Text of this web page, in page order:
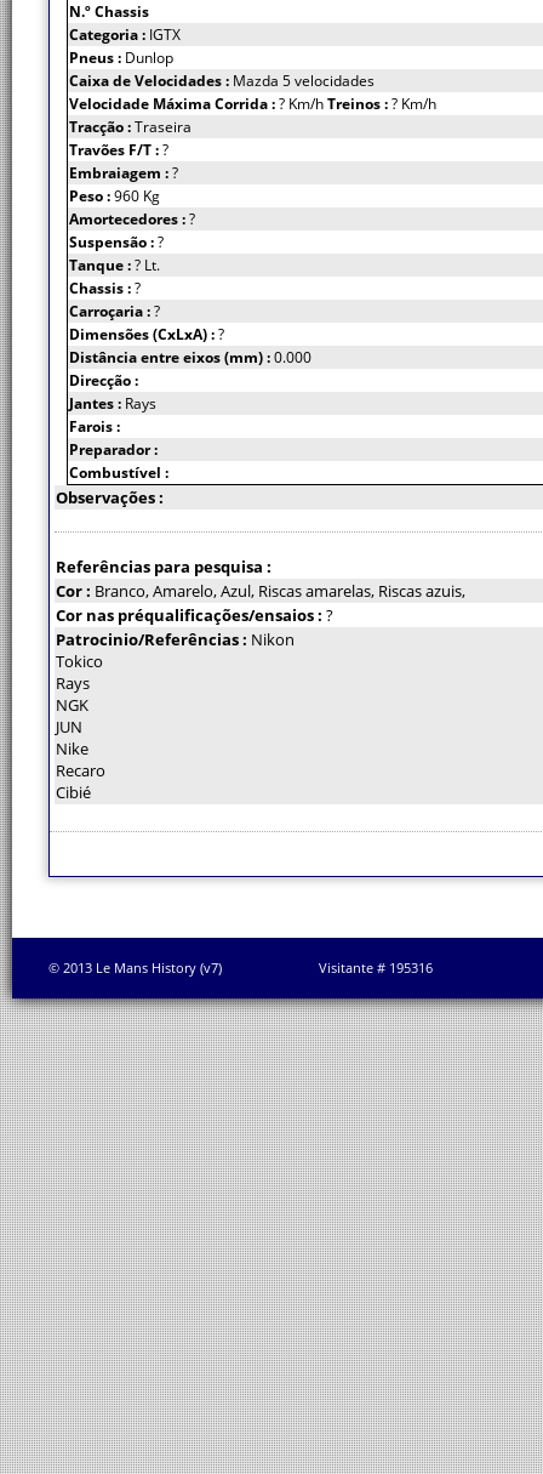
N.º Chassis
Categoria : IGTX
Pneus : Dunlop
Caixa de Velocidades : Mazda 5 velocidades
Velocidade Máxima Corrida :? Km/hTreinos :? Km/h
Tracção :Traseira
Travões F/T :?
Embraiagem :?
Peso :960 Kg
Amortecedores :?
Suspensão :?
Tanque :? Lt.
Chassis :?
Carroçaria :?
Dimensões (CxLxA) :?
Distância entre eixos (mm) :0.000
Direcção :
Jantes : Rays
Farois :
Preparador :
Combustível :
Observações :
Referências para pesquisa :
Cor : Branco, Amarelo, Azul, Riscas amarelas, Riscas azuis,
Cor nas préqualificações/ensaios : ?
Patrocinio/Referências : Nikon
Tokico
Rays
NGK
JUN
Nike
Recaro
Cibié
© 2013 Le Mans History (v7) Visitante # 195316